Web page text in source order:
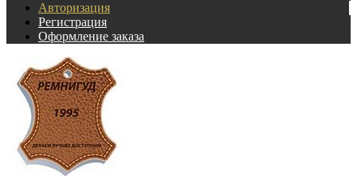
Авторизация
Регистрация
Оформление заказа